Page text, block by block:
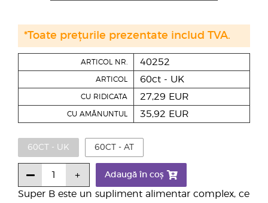
Super B este un supliment alimentar complex, ce
ARTICOL NR. 40252
ARTICOL 60ct - UK
CU RIDICATA 27,29 EUR
CU AMĂNUNTUL 35,92 EUR
60CT - UK 60CT - AT
Adaugă în coș
*Toate prețurile prezentate includ TVA.